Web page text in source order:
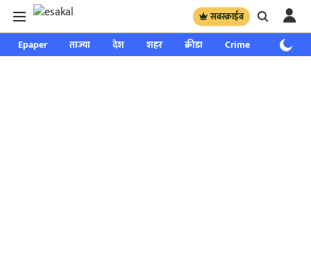
सबस्क्राईब
Epaper ताज्या देश शहर क्रीडा Crime साप्ताहिक